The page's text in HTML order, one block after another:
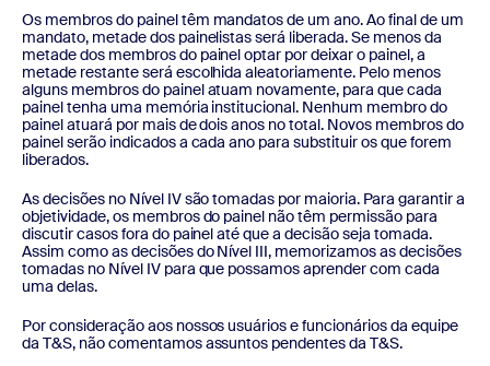
Os membros do painel têm mandatos de um ano. Ao final de um
mandato, metade dos painelistas será liberada. Se menos da
metade dos membros do painel optar por deixar o painel, a
metade restante será escolhida aleatoriamente. Pelo menos
alguns membros do painel atuam novamente, para que cada
painel tenha uma memória institucional. Nenhum membro do
painel atuará por mais de dois anos no total. Novos membros do
painel serão indicados a cada ano para substituir os que forem
liberados.
As decisões no Nível IV são tomadas por maioria. Para garantir a
objetividade, os membros do painel não têm permissão para
discutir casos fora do painel até que a decisão seja tomada.
Assim como as decisões do Nível III, memorizamos as decisões
tomadas no Nível IV para que possamos aprender com cada
uma delas.
Por consideração aos nossos usuários e funcionários da equipe
da T&S, não comentamos assuntos pendentes da T&S.